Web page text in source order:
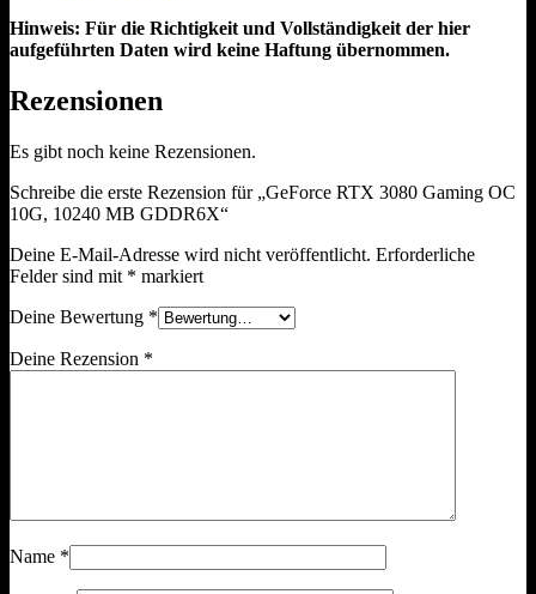
Hinweis: Für die Richtigkeit und Vollständigkeit der hier
aufgeführten Daten wird keine Haftung übernommen.
Rezensionen
Es gibt noch keine Rezensionen.
Schreibe die erste Rezension für „GeForce RTX 3080 Gaming OC
10G, 10240 MB GDDR6X“
Deine E-Mail-Adresse wird nicht veröffentlicht. Erforderliche
Felder sind mit * markiert
Deine Bewertung *
Deine Rezension *
Name *